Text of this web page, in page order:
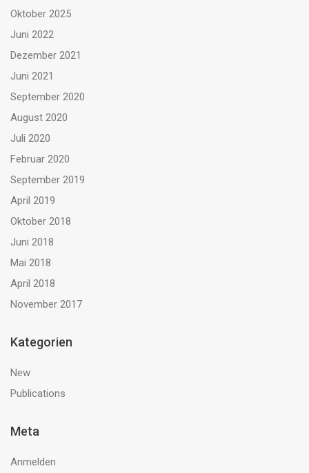
Oktober 2025
Juni 2022
Dezember 2021
Juni 2021
September 2020
August 2020
Juli 2020
Februar 2020
September 2019
April 2019
Oktober 2018
Juni 2018
Mai 2018
April 2018
November 2017
Kategorien
New
Publications
Meta
Anmelden